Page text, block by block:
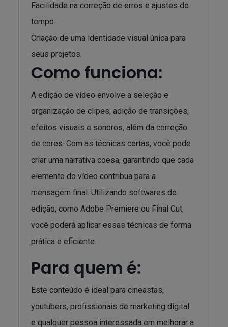
Facilidade na correção de erros e ajustes de
tempo.
Criação de uma identidade visual única para
seus projetos.
Como funciona:
A edição de vídeo envolve a seleção e
organização de clipes, adição de transições,
efeitos visuais e sonoros, além da correção
de cores. Com as técnicas certas, você pode
criar uma narrativa coesa, garantindo que cada
elemento do vídeo contribua para a
mensagem final. Utilizando softwares de
edição, como Adobe Premiere ou Final Cut,
você poderá aplicar essas técnicas de forma
prática e eficiente.
Para quem é:
Este conteúdo é ideal para cineastas,
youtubers, profissionais de marketing digital
e qualquer pessoa interessada em melhorar a